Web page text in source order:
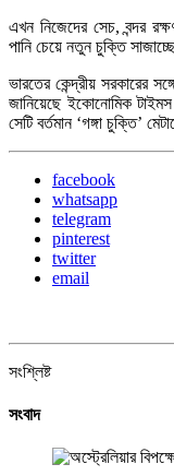
এখন নিজেদের সেচ, বন্দর
পানি চেয়ে নতুন চুক্তি
ভারতের কেন্দ্রীয় সরকারের
জানিয়েছে ইকোনোমিক
সেটি বর্তমান ‘গঙ্গা চুক্তি’
facebook
whatsapp
telegram
pinterest
twitter
email
সংশ্লিষ্ট
সংবাদ